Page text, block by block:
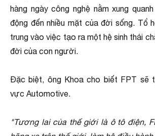
hàng ngày công nghệ nằm xung
động đến nhiều mặt của đời sống. Tổ
trung vào việc tạo ra một hệ sinh thái
đời của con người.
Đặc biệt, ông Khoa cho biết FPT sẽ
vực Automotive.
"Tương lai của thế giới là ô tô điện,